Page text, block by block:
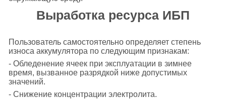
Выработка ресурса ИБП
Пользователь самостоятельно определяет степень
износа аккумулятора по следующим признакам:
- Обледенение ячеек при эксплуатации в зимнее
время, вызванное разрядкой ниже допустимых
значений.
- Снижение концентрации электролита.